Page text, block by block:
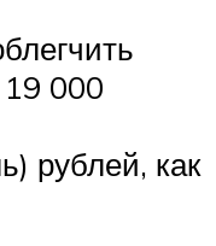
000
рублей, как